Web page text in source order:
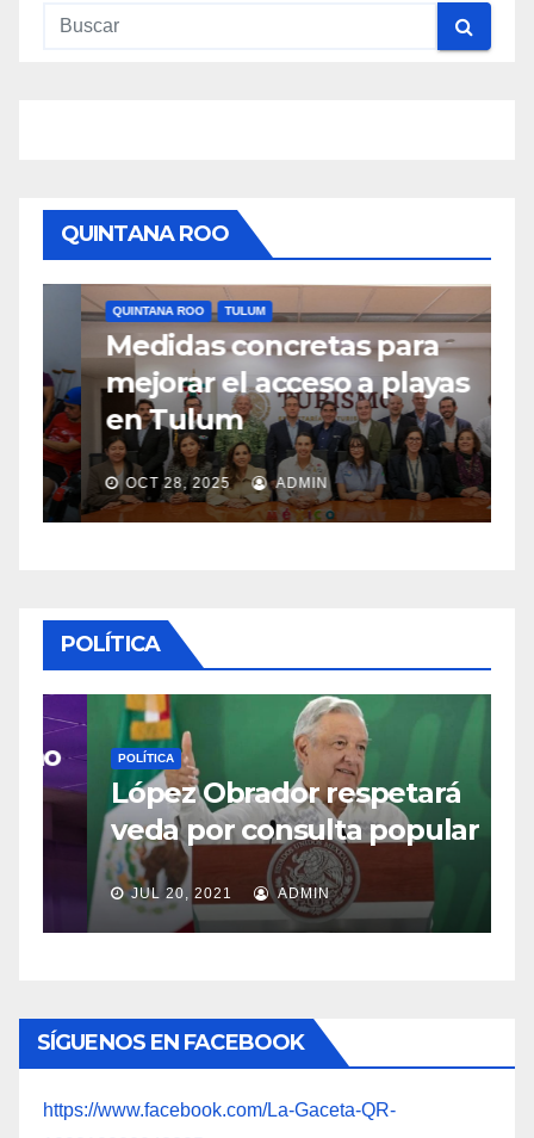
QUINTANA ROO
QUINTANA ROO TULUM
Medidas concretas para
mejorar el acceso a playas
en Tulum
OCT 28, 2025 ADMIN
POLÍTICA
POLÍTICA
López Obrador respetará
veda por consulta popular
JUL 20, 2021 ADMIN
SÍGUENOS EN FACEBOOK
https://www.facebook.com/La-Gaceta-QR-